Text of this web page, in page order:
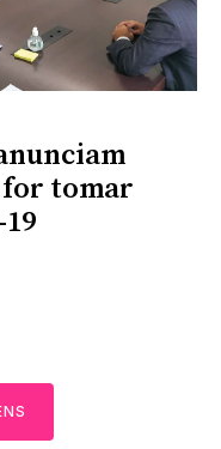
for tomar